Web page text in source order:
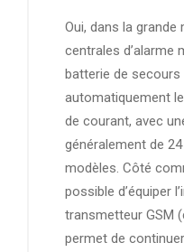
Oui, dans la
centrales d’alarme
batterie de secours
automatiquement
de courant, avec
généralement de
modèles. Côté
possible d’équiper
transmetteur GSM
permet de